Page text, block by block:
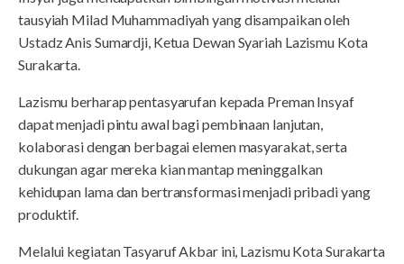
tausyiah Milad Muhammadiyah yang disampaikan oleh
Ustadz Anis Sumardji, Ketua Dewan Syariah Lazismu Kota
Surakarta.
Lazismu berharap pentasyarufan kepada Preman Insyaf
dapat menjadi pintu awal bagi pembinaan lanjutan,
kolaborasi dengan berbagai elemen masyarakat, serta
dukungan agar mereka kian mantap meninggalkan
kehidupan lama dan bertransformasi menjadi pribadi yang
produktif.
Melalui kegiatan Tasyaruf Akbar ini, Lazismu Kota Surakarta